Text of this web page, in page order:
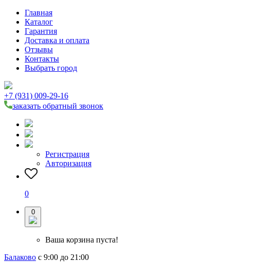
Главная
Каталог
Гарантия
Доставка и оплата
Отзывы
Контакты
Выбрать город
+7 (931) 009-29-16
заказать обратный звонок
Регистрация
Авторизация
0
0
Ваша корзина пуста!
Балаково с 9:00 до 21:00